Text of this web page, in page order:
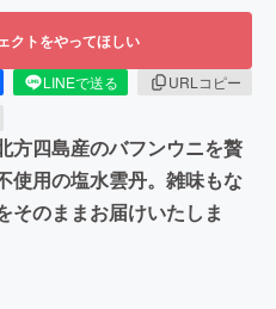
クトをやってほしい
LINEで送る
URLコピー
方四島産のバフンウニを贅
使用の塩水雲丹。雑味もな
そのままお届けいたしま